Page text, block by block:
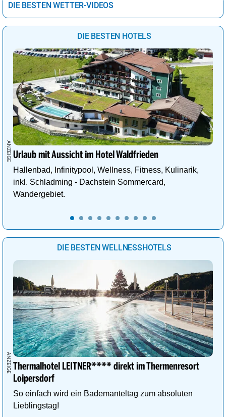
DIE BESTEN WETTER-VIDEOS
DIE BESTEN HOTELS
Urlaub mit Aussicht im Hotel Waldfrieden
Hallenbad, Infinitypool, Wellness, Fitness, Kulinarik,
inkl. Schladming - Dachstein Sommercard,
Wandergebiet.
DIE BESTEN WELLNESSHOTELS
Thermalhotel LEITNER**** direkt im Thermenresort
Loipersdorf
So einfach wird ein Bademanteltag zum absoluten
Lieblingstag!